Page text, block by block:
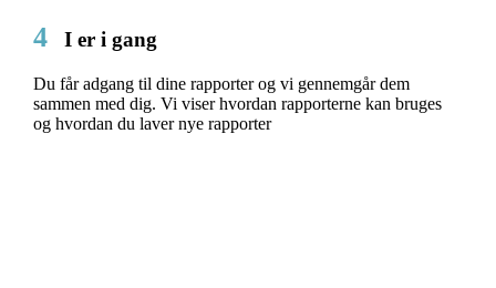
4 I er i gang
Du får adgang til dine rapporter og vi gennemgår dem
sammen med dig. Vi viser hvordan rapporterne kan bruges
og hvordan du laver nye rapporter